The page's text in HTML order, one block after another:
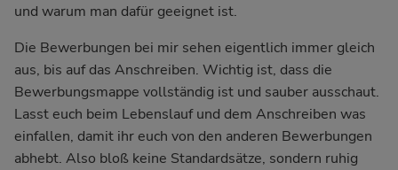
und warum man dafür geeignet ist.
Die Bewerbungen bei mir sehen eigentlich immer gleich
aus, bis auf das Anschreiben. Wichtig ist, dass die
Bewerbungsmappe vollständig ist und sauber ausschaut.
Lasst euch beim Lebenslauf und dem Anschreiben was
einfallen, damit ihr euch von den anderen Bewerbungen
abhebt. Also bloß keine Standardsätze, sondern ruhig